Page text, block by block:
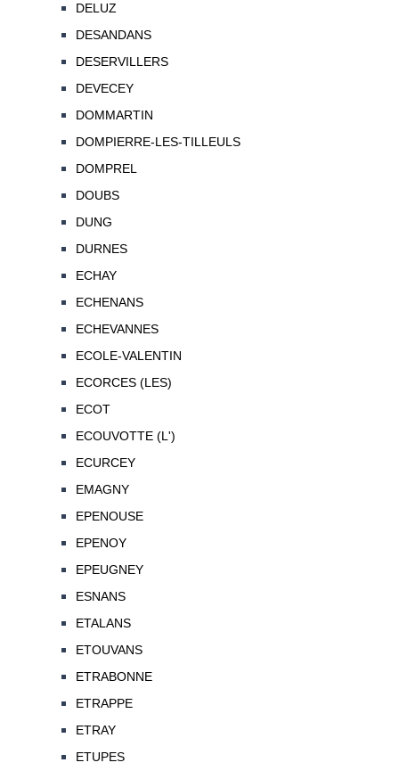
DELUZ
DESANDANS
DESERVILLERS
DEVECEY
DOMMARTIN
DOMPIERRE-LES-TILLEULS
DOMPREL
DOUBS
DUNG
DURNES
ECHAY
ECHENANS
ECHEVANNES
ECOLE-VALENTIN
ECORCES (LES)
ECOT
ECOUVOTTE (L')
ECURCEY
EMAGNY
EPENOUSE
EPENOY
EPEUGNEY
ESNANS
ETALANS
ETOUVANS
ETRABONNE
ETRAPPE
ETRAY
ETUPES